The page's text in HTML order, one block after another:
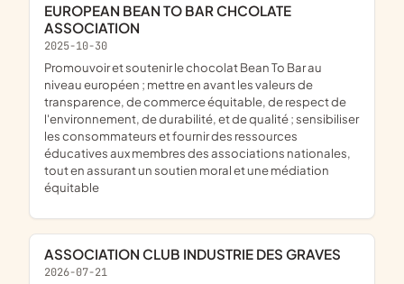
EUROPEAN BEAN TO BAR CHCOLATE
ASSOCIATION
2025-10-30
promouvoir et soutenir le chocolat Bean To Bar au
niveau européen ; mettre en avant les valeurs de
transparence, de commerce équitable, de respect de
l'environnement, de durabilité, et de qualité ; sensibiliser
les consommateurs et fournir des ressources
éducatives aux membres des associations nationales,
tout en assurant un soutien moral et une médiation
équitable
ASSOCIATION CLUB INDUSTRIE DES GRAVES
2026-07-21